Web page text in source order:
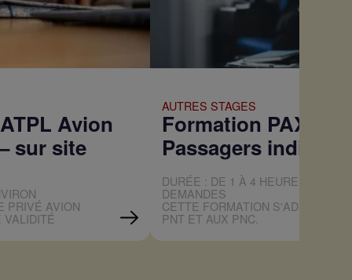
Avion
sur site
PRIVÉ AVION
AUTRES STAGES
Formation PAXI –
Passagers
DURÉE : DE 1 À 4 HEURES
DEMANDES
CETTE FORMATION S'ADRESSE
PNT ET AUX PNC.